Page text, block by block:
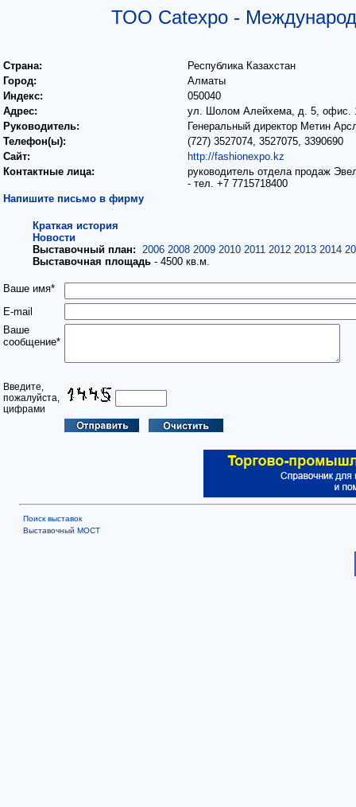
ТОО Catexpo -
Страна:
Республика Казахстан
Город:
Алматы
Индекс:
050040
Адрес:
ул. Шолом Алейхема, д. 5, офис.
Руководитель:
Генеральный директор Метин
Телефон(ы):
(727) 3527074, 3527075, 3390690
Сайт:
http://fashionexpo.kz
Контактные лица:
руководитель отдела продаж
- тел. +7 7715718400
Напишите письмо в фирму
Краткая история
Новости
Выставочный план: 2006 2008 2009 2010 2011 2012 2013 2014
Выставочная площадь - 4500 кв.м.
Ваше имя*
E-mail
Ваше
сообщение*
Введите,
пожалуйста,
цифрами
Поиск выставок
Выставочный МОСТ